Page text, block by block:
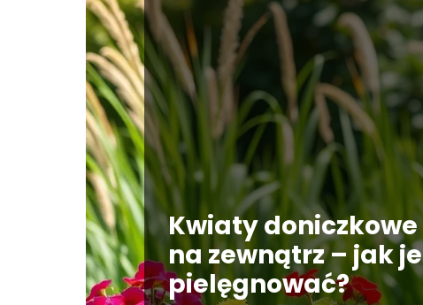
Kwiaty doniczkowe
na zewnątrz – jak je
pielęgnować?